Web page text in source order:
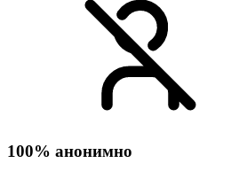
100% анонимно